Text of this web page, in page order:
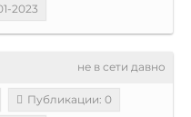
2023
не в сети давно
Публикации: 0